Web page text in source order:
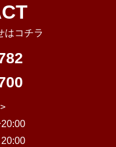
はコチラ